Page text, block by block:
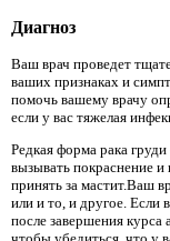
Диагноз
Ваш врач проведет
ваших признаках и
помочь вашему врачу
если у вас тяжелая
Редкая форма рака
вызывать покраснение
принять за мастит.Ваш
или и то, и другое.
после завершения курса